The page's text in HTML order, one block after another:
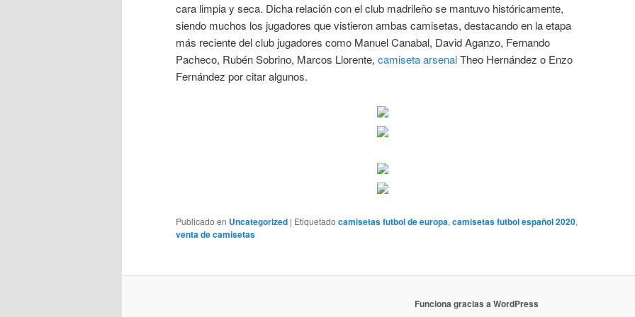
cara limpia y seca. Dicha relación con el club madrileño se mantuvo históricamente,
siendo muchos los jugadores que vistieron ambas camisetas, destacando en la etapa
más reciente del club jugadores como Manuel Canabal, David Aganzo, Fernando
Pacheco, Rubén Sobrino, Marcos Llorente, camiseta arsenalTheo Hernández o Enzo
Fernández por citar algunos.
Publicado en Uncategorized | Etiquetado camisetas futbol de europa, camisetas futbol español 2020,
venta de camisetas
Funciona gracias a WordPress